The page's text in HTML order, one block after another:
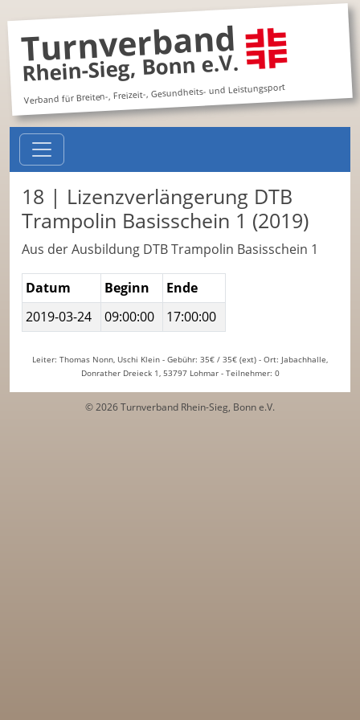
Turnverband
Rhein-Sieg, Bonn e.V.
Verband für Breiten-, Freizeit-, Gesundheits- und Leistungsport
18 | Lizenzverlängerung DTB
Trampolin Basisschein 1 (2019)
Aus der Ausbildung DTB Trampolin Basisschein 1
Datum Beginn
Ende
2019-03-24
09:00:00 17:00:00
Leiter: Thomas Nonn, Uschi Klein - Gebühr: 35€ / 35€ (ext) - Ort: Jabachhalle,
Donrather Dreieck 1, 53797 Lohmar - Teilnehmer: 0
© 2026 Turnverband Rhein-Sieg, Bonn e.V.